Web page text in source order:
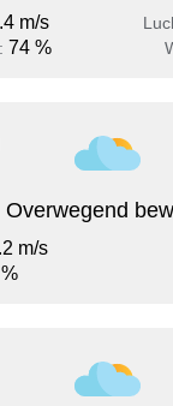
m/s
74 %
Overwegend
m/s